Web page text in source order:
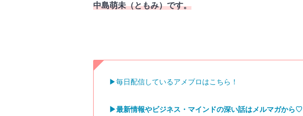
中島萌未（ともみ）です。
▶︎毎日配信しているアメブロはこちら！
▶︎最新情報やビジネス・マインドの深い話はメルマガから♡